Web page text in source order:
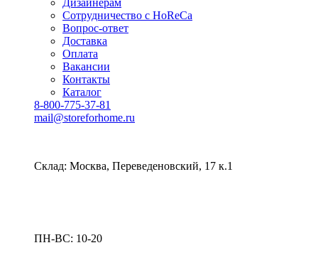
Дизайнерам
Сотрудничество с HoReCa
Вопрос-ответ
Доставка
Оплата
Вакансии
Контакты
Каталог
8-800-775-37-81
mail@storeforhome.ru
Склад: Москва, Переведеновский, 17 к.1
ПН-ВС: 10-20